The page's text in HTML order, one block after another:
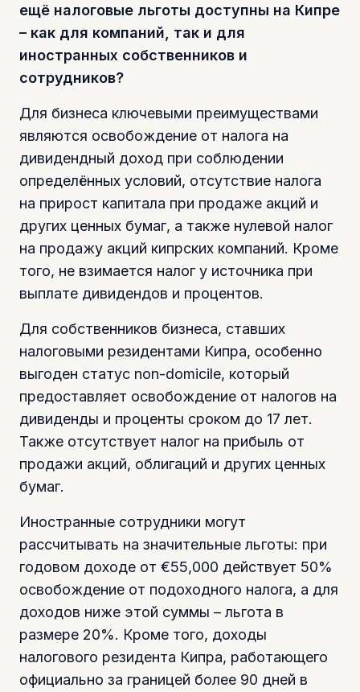
ещё налоговые льготы доступны на Кипре
– как для компаний, так и для
иностранных собственников и
сотрудников?
Для бизнеса ключевыми преимуществами
являются освобождение от налога на
дивидендный доход при соблюдении
определённых условий, отсутствие налога
на прирост капитала при продаже акций и
других ценных бумаг, а также нулевой налог
на продажу акций кипрских компаний. Кроме
того, не взимается налог у источника при
выплате дивидендов и процентов.
Для собственников бизнеса, ставших
налоговыми резидентами Кипра, особенно
выгоден статус non-domicile, который
предоставляет освобождение от налогов на
дивиденды и проценты сроком до 17 лет.
Также отсутствует налог на прибыль от
продажи акций, облигаций и других ценных
бумаг.
Иностранные сотрудники могут
рассчитывать на значительные льготы: при
годовом доходе от €55,000 действует 50%
освобождение от подоходного налога, а для
доходов ниже этой суммы – льгота в
размере 20%. Кроме того, доходы
налогового резидента Кипра, работающего
официально за границей более 90 дней в